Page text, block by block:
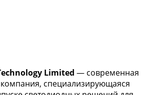
Limited — современная
специализирующаяся